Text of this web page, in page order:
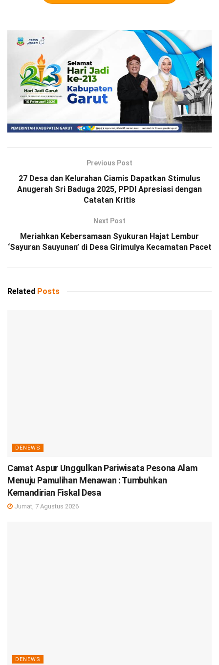
Previous Post
27 Desa dan Kelurahan Ciamis Dapatkan Stimulus
Anugerah Sri Baduga 2025, PPDI Apresiasi dengan
Catatan Kritis
Next Post
Meriahkan Kebersamaan Syukuran Hajat Lembur
‘Sayuran Sauyunan’ di Desa Girimulya Kecamatan Pacet
Related Posts
DENEWS
Camat Aspur Unggulkan Pariwisata Pesona Alam
Menuju Pamulihan Menawan : Tumbuhkan
Kemandirian Fiskal Desa
Jumat, 7 Agustus 2026
DENEWS